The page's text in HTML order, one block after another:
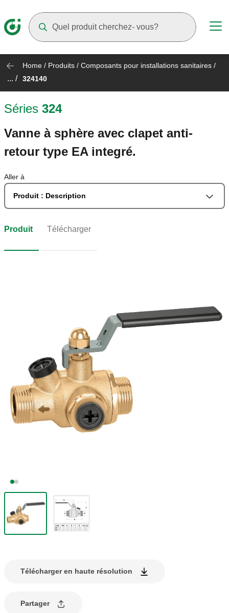
Home / Produits / Composants pour installations sanitaires /
... / 324140
Séries 324
Vanne à sphère avec clapet anti-
retour type EA integré.
Aller à
Produit : Description
Produit Télécharger
Télécharger en haute résolution
Partager